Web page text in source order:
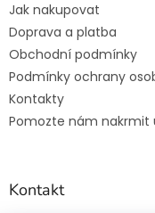
Jak nakupovat
Doprava a platba
Obchodní podmínky
Podmínky ochrany
Kontakty
Pomozte nám nakrmit
Kontakt